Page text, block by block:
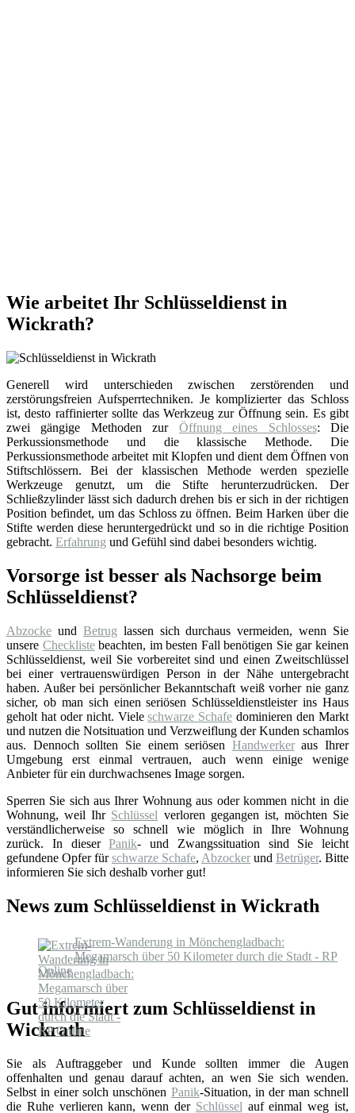
Wie arbeitet Ihr Schlüsseldienst in
Wickrath?
Generell wird unterschieden zwischen zerstörenden und
zerstörungsfreien Aufsperrtechniken. Je komplizierter das Schloss
ist, desto raffinierter sollte das Werkzeug zur Öffnung sein. Es gibt
zwei gängige Methoden zur Öffnung eines Schlosses: Die
Perkussionsmethode und die klassische Methode. Die
Perkussionsmethode arbeitet mit Klopfen und dient dem Öffnen von
Stiftschlössern. Bei der klassischen Methode werden spezielle
Werkzeuge genutzt, um die Stifte herunterzudrücken. Der
Schließzylinder lässt sich dadurch drehen bis er sich in der richtigen
Position befindet, um das Schloss zu öffnen. Beim Harken über die
Stifte werden diese heruntergedrückt und so in die richtige Position
gebracht. Erfahrung und Gefühl sind dabei besonders wichtig.
Vorsorge ist besser als Nachsorge beim
Schlüsseldienst?
Abzocke und Betrug lassen sich durchaus vermeiden, wenn Sie
unsere Checklistebeachten, im besten Fall benötigen Sie gar keinen
Schlüsseldienst, weil Sie vorbereitet sind und einen Zweitschlüssel
bei einer vertrauenswürdigen Person in der Nähe untergebracht
haben. Außer bei persönlicher Bekanntschaft weiß vorher nie ganz
sicher, ob man sich einen seriösen Schlüsseldienstleister ins Haus
geholt hat oder nicht. Vieleschwarze Schafe dominieren den Markt
und nutzen die Notsituation und Verzweiflung der Kunden schamlos
aus. Dennoch sollten Sie einem seriösen Handwerkeraus Ihrer
Umgebung erst einmal vertrauen, auch wenn einige wenige
Anbieter für ein durchwachsenes Image sorgen.
Sperren Sie sich aus Ihrer Wohnung aus oder kommen nicht in die
Wohnung, weil Ihr Schlüssel verloren gegangen ist, möchten Sie
verständlicherweise so schnell wie möglich in Ihre Wohnung
zurück. In dieserPanik- und Zwangssituation sind Sie leicht
gefundene Opfer fürschwarze Schafe, Abzocker und Betrüger. Bitte
informieren Sie sich deshalb vorher gut!
News zum Schlüsseldienst in Wickrath
Extrem-Wanderung in Mönchengladbach:
Megamarsch über 50 Kilometer durch die Stadt - RP
Online
Gut informiert zum Schlüsseldienst in
Wickrath
Sie als Auftraggeber und Kunde sollten immer die Augen
offenhalten und genau darauf achten, an wen Sie sich wenden.
Selbst in einer solch unschönen Panik-Situation, in der man schnell
die Ruhe verlieren kann, wenn der Schlüssel auf einmal weg ist,